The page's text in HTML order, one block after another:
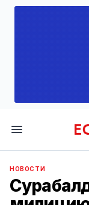
НОВОСТИ